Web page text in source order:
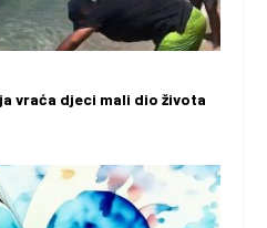
vraća djeci mali dio života